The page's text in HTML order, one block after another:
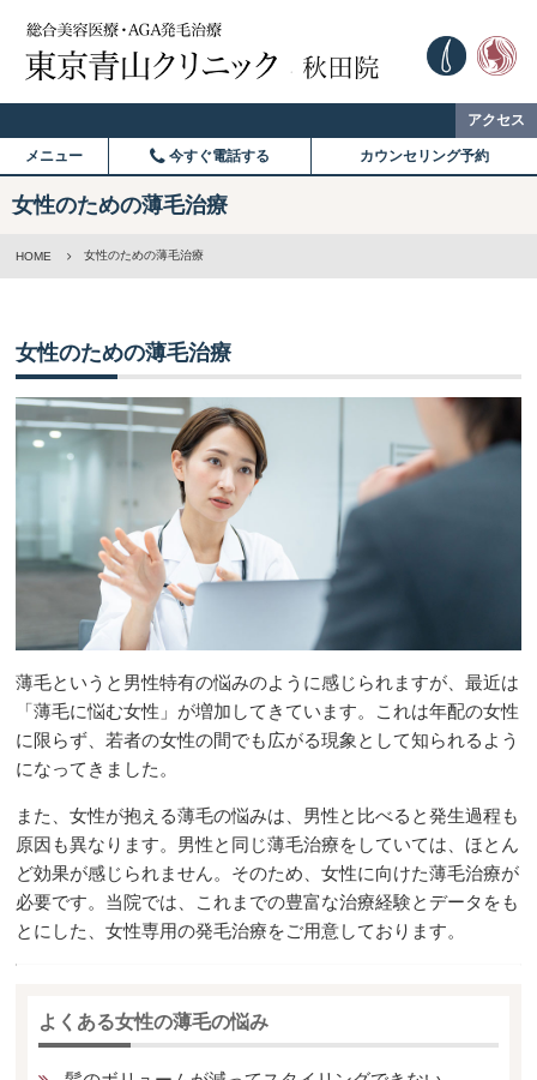
アクセス
メニュー 今すぐ電話する カウンセリング予約
女性のための薄毛治療
HOME 女性のための薄毛治療
女性のための薄毛治療
薄毛というと男性特有の悩みのように感じられますが、最近は
「薄毛に悩む女性」が増加してきています。これは年配の女性
に限らず、若者の女性の間でも広がる現象として知られるよう
になってきました。
また、女性が抱える薄毛の悩みは、男性と比べると発生過程も
原因も異なります。男性と同じ薄毛治療をしていては、ほとん
ど効果が感じられません。そのため、女性に向けた薄毛治療が
必要です。当院では、これまでの豊富な治療経験とデータをも
とにした、女性専用の発毛治療をご用意しております。
よくある女性の薄毛の悩み